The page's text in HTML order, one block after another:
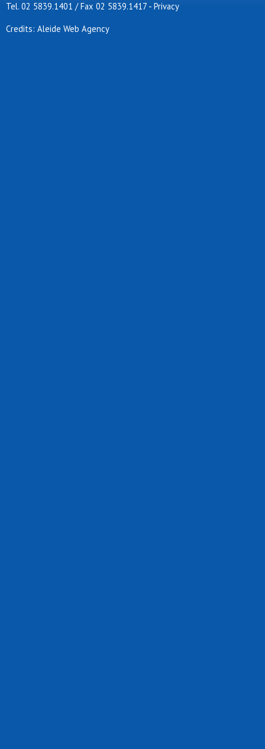
Tel. 02 5839.1401 / Fax 02 5839.1417 - Privacy
Credits: Aleide Web Agency